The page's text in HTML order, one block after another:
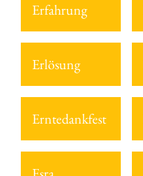
Erfahrung
Erlösung
Erntedankfest